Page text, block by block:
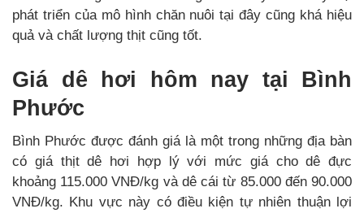
phát triển của mô hình chăn nuôi tại đây cũng khá hiệu
quả và chất lượng thịt cũng tốt.
Giá dê hơi hôm nay tại Bình
Phước
Bình Phước được đánh giá là một trong những địa bàn
có giá thịt dê hơi hợp lý với mức giá cho dê đực
khoảng 115.000 VNĐ/kg và dê cái từ 85.000 đến 90.000
VNĐ/kg. Khu vực này có điều kiện tự nhiên thuận lợi